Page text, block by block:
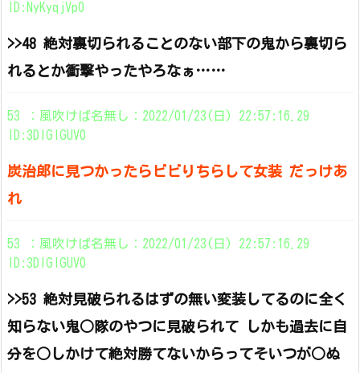
ID:NyKyqjVp0
>>48 絶対裏切られることのない部下の鬼から裏切ら
れるとか衝撃やったやろなぁ……
53 ：風吹けば名無し：2022/01/23(日) 22:57:16.29
ID:3DIGlGUV0
炭治郎に見つかったらビビりちらして女装 だっけあ
れ
53 ：風吹けば名無し：2022/01/23(日) 22:57:16.29
ID:3DIGlGUV0
>>53 絶対見破られるはずの無い変装してるのに全く
知らない鬼○隊のやつに見破られて しかも過去に自
分を○しかけて絶対勝てないからってそいつが○ぬ